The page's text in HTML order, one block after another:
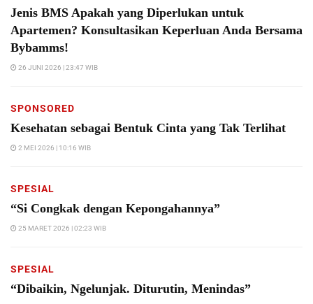
Jenis BMS Apakah yang Diperlukan untuk
Apartemen? Konsultasikan Keperluan Anda Bersama
Bybamms!
26 JUNI 2026 | 23:47 WIB
SPONSORED
Kesehatan sebagai Bentuk Cinta yang Tak Terlihat
2 MEI 2026 | 10:16 WIB
SPESIAL
“Si Congkak dengan Kepongahannya”
25 MARET 2026 | 02:23 WIB
SPESIAL
“Dibaikin, Ngelunjak. Diturutin, Menindas”